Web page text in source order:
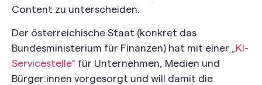
Content zu unterscheiden.
Der österreichische Staat (konkret das
Bundesministerium für Finanzen) hat mit einer
„KI-
Servicestelle“ für Unternehmen, Medien und
Bürger:innen vorgesorgt und will damit die